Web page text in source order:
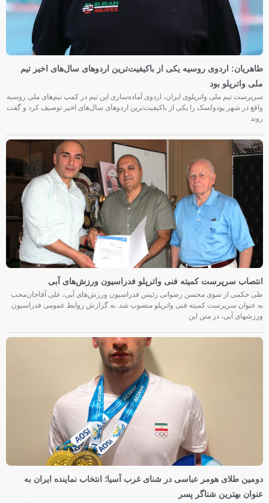
طاهریان: اردوی روسیه یکی از باکیفیت‌ترین اردوهای سال‌های اخیر تیم
ملی واترپلو بود
سرپرست تیم ملی واترپلوی ایران، اردوی آماده‌سازی این تیم در کمپ تیم‌های ملی روسیه
واقع در شهر پودولسک را یکی از باکیفیت‌ترین اردوهای سال‌های اخیر توصیف کرد و گفت
روند
انتصاب سرپرست کمیته فنی واترپلو فدراسیون ورزش‌های آبی
طی حکمی از سوی محسن رضوانی رئیس فدراسیون ورزش‌های آبی، علی آقاجان‌محب
به عنوان سرپرست کمیته فنی واترپلو منصوب شد. به گزارش روابط عمومی فدراسیون
ورزشهای آبی، در متن این
دومین طلای هومر عباسی در شنای غرب آسیا؛ انتخاب نماینده ایران به
عنوان بهترین شناگر پسر